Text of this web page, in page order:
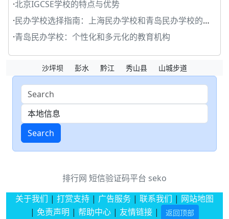
·北京IGCSE学校的特点与优势
·民办学校选择指南：上海民办学校和青岛民办学校的比较
·青岛民办学校：个性化和多元化的教育机构
沙坪坝 彭水 黔江 秀山县 山城步道
Search
排行网 短信验证码平台 seko
关于我们 | 打赏支持 | 广告服务 | 联系我们 | 网站地图
| 免责声明 | 帮助中心 | 友情链接 | 返回顶部